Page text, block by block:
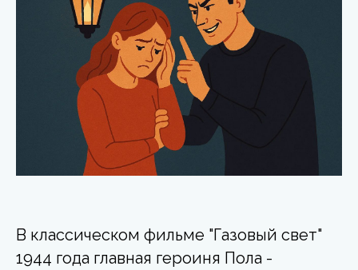
В классическом фильме "Газовый свет"
1944 года главная героиня Пола -